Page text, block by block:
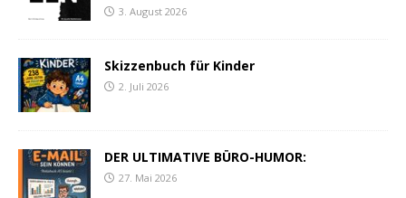
3. August 2026
Skizzenbuch für Kinder
2. Juli 2026
DER ULTIMATIVE BÜRO-HUMOR:
27. Mai 2026